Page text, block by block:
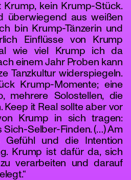
Krump, kein Krump-Stück.
überwiegend aus weißen
bin Krump-Tänzerin und
Einflüsse von Krump
wie viel Krump ich da
einem Jahr Proben kann
Tanzkultur widerspiegeln.
Krump-Momente; eine
mehrere Solostellen, die
Keep it Real sollte aber vor
Krump in sich tragen:
Sich-Selber-Finden. (…) Am
und die Intention
Krump ist dafür da, sich
verarbeiten und darauf